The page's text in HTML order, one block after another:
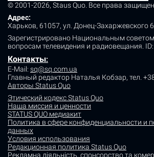
© 2001-2026, Staus Quo. Все права
Адрес:
Харьков, 61057, ул. Донец-Захаржевского
Зарегистрировано Национальным
вопросам телевидения и радиовещания.
Контакты:
E-Mail: sq@sq.com.ua
Главный редактор Наталья Кобзар, тел.
Авторы Status Quo
Этический кодекс Status Quo
Наша миссия и ценности
STATUS QUO медиакит
Политика в сфере конфиденциальности и
данных
Условия использования
Редакционная политика Status Quo
Рекламна діяльність, спонсорство та